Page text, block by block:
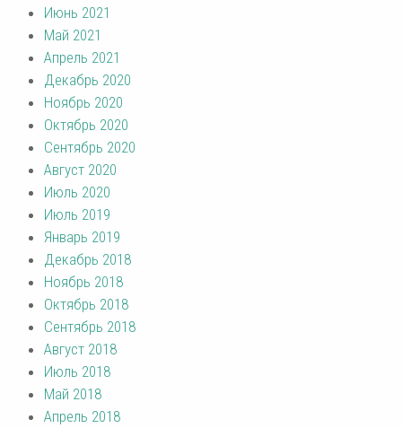
Июнь 2021
Май 2021
Апрель 2021
Декабрь 2020
Ноябрь 2020
Октябрь 2020
Сентябрь 2020
Август 2020
Июль 2020
Июль 2019
Январь 2019
Декабрь 2018
Ноябрь 2018
Октябрь 2018
Сентябрь 2018
Август 2018
Июль 2018
Май 2018
Апрель 2018